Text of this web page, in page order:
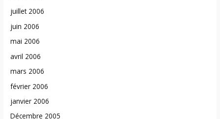
juillet 2006
juin 2006
mai 2006
avril 2006
mars 2006
février 2006
janvier 2006
Décembre 2005